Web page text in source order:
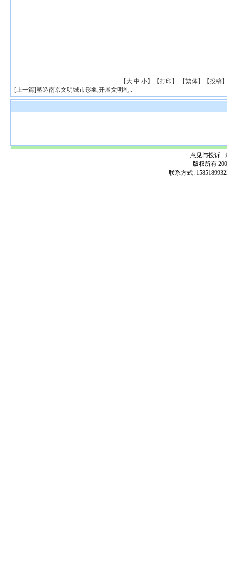
【 大 中 小】【打印 】 【繁体】【投稿
[上一篇]塑造南京文明城市形象,开展文明礼..
意见与投诉 -
版权所有
联系方式: